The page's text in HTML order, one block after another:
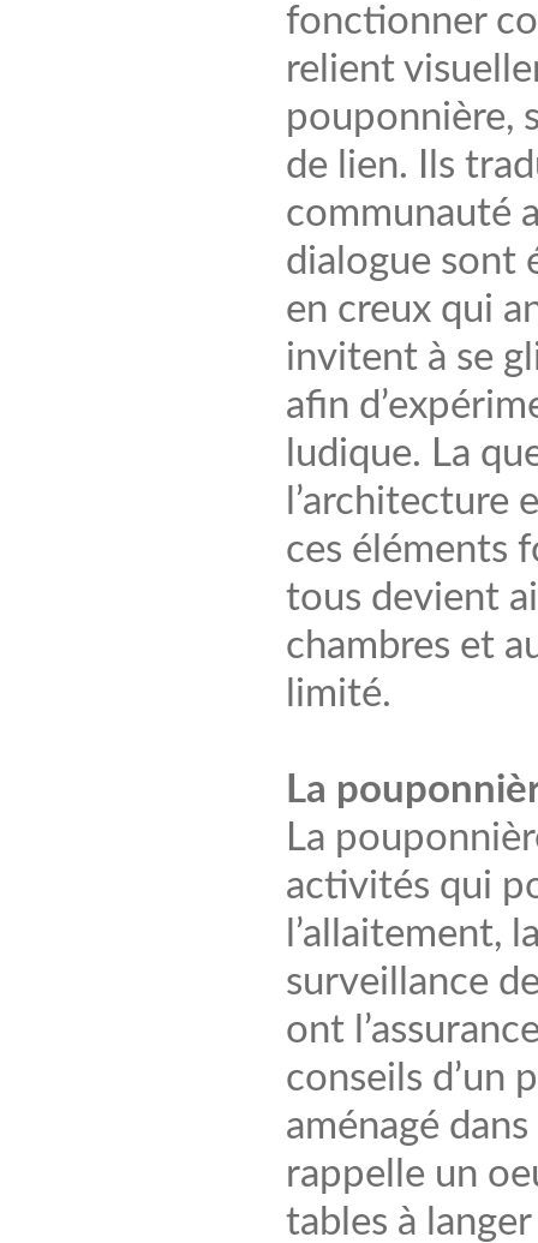
fonctionner
relient
pouponnière,
de lien. Ils
communauté
dialogue sont
en creux qui
invitent à se
afin
ludique. La
l’architecture
ces éléments
tous devient
chambres et
limité.
La
La
activités qui
l’allaitement,
surveillance
ont
conseils d’un
aménagé
rappelle un
tables à